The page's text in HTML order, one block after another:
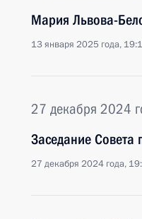
Мария Львова-
13 января 2025 года,
27 декабря 2024
Заседание Совета
27 декабря 2024 года,